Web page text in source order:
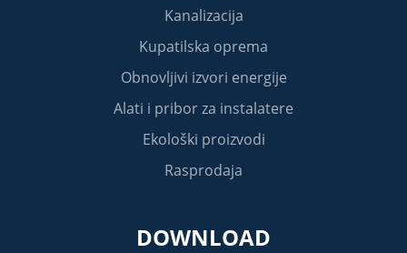
Kanalizacija
Kupatilska oprema
Obnovljivi izvori energije
Alati i pribor za instalatere
Ekološki proizvodi
Rasprodaja
DOWNLOAD